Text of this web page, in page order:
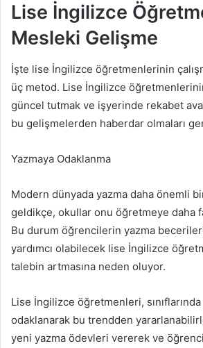
Lise İngilizce
Mesleki Gelişme
İşte lise İngilizce öğretmenlerinin
üç metod. Lise İngilizce
güncel tutmak ve işyerinde rekabet
bu gelişmelerden haberdar olmaları
Yazmaya Odaklanma
Modern dünyada yazma daha önemli
geldikçe, okullar onu öğretmeye daha
Bu durum öğrencilerin yazma
yardımcı olabilecek lise İngilizce
talebin artmasına neden oluyor.
Lise İngilizce öğretmenleri,
odaklanarak bu trendden
yeni yazma ödevleri vererek ve